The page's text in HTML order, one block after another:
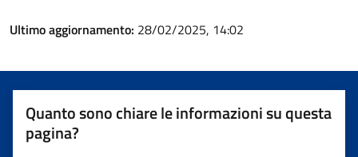
Ultimo aggiornamento: 28/02/2025, 14:02
Quanto sono chiare le informazioni su questa
pagina?